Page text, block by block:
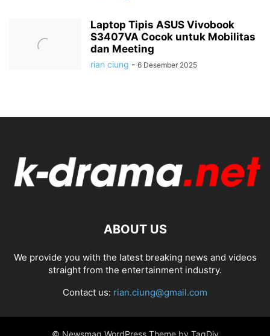
Laptop Tipis ASUS Vivobook
S3407VA Cocok untuk Mobilitas
dan Meeting
rian ciung - 6 Desember 2025
ABOUT US
We provide you with the latest breaking news and videos
straight from the entertainment industry.
Contact us: rian.ciung@gmail.com
© Newsmag WordPress Theme by TagDiv